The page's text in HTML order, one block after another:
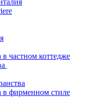
в частном коттедже
в фирменном стиле